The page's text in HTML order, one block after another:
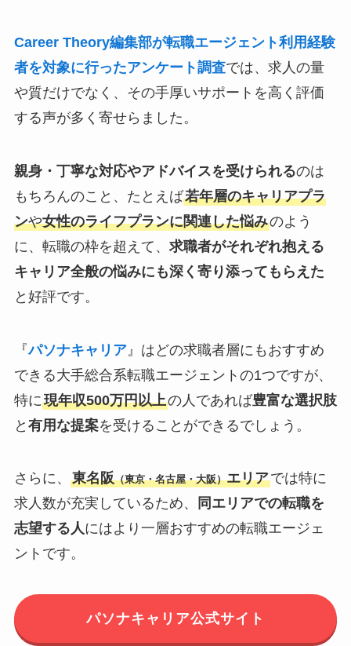
Career Theory編集部が転職エージェント利用経験
者を対象に行ったアンケート調査では、求人の量
や質だけでなく、その手厚いサポートを高く評価
する声が多く寄せらました。
親身・丁寧な対応やアドバイスを受けられるのは
もちろんのこと、たとえば若年層のキャリアプラ
ンや女性のライフプランに関連した悩みのよう
に、転職の枠を超えて、 求職者がそれぞれ抱える
キャリア全般の悩みにも深く寄り添ってもらえた
と好評です。
『パソナキャリア』はどの求職者層にもおすすめ
できる大手総合系転職エージェントの1つですが、
特に現年収500万円以上の人であれば豊富な選択肢
と 有用な提案を受けることができるでしょう。
さらに、 東名阪（東京・名古屋・大阪）エリアでは特に
求人数が充実しているため、
同エリアでの転職を
志望する人にはより一層おすすめの転職エージェ
ントです。
パソナキャリア公式サイト